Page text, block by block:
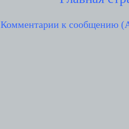
Комментарии к сообщению